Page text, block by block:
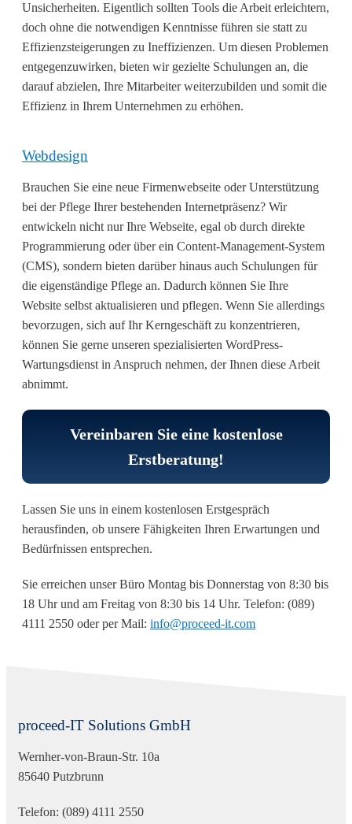
Unsicherheiten. Eigentlich sollten Tools die Arbeit erleichtern,
doch ohne die notwendigen Kenntnisse führen sie statt zu
Effizienzsteigerungen zu Ineffizienzen. Um diesen Problemen
entgegenzuwirken, bieten wir gezielte Schulungen an, die
darauf abzielen, Ihre Mitarbeiter weiterzubilden und somit die
Effizienz in Ihrem Unternehmen zu erhöhen.
Webdesign
Brauchen Sie eine neue Firmenwebseite oder Unterstützung
bei der Pflege Ihrer bestehenden Internetpräsenz? Wir
entwickeln nicht nur Ihre Webseite, egal ob durch direkte
Programmierung oder über ein Content-Management-System
(CMS), sondern bieten darüber hinaus auch Schulungen für
die eigenständige Pflege an. Dadurch können Sie Ihre
Website selbst aktualisieren und pflegen. Wenn Sie allerdings
bevorzugen, sich auf Ihr Kerngeschäft zu konzentrieren,
können Sie gerne unseren spezialisierten WordPress-
Wartungsdienst in Anspruch nehmen, der Ihnen diese Arbeit
abnimmt.
Vereinbaren Sie eine kostenlose
Erstberatung!
Lassen Sie uns in einem kostenlosen Erstgespräch
herausfinden, ob unsere Fähigkeiten Ihren Erwartungen und
Bedürfnissen entsprechen.
Sie erreichen unser Büro Montag bis Donnerstag von 8:30 bis
18 Uhr und am Freitag von 8:30 bis 14 Uhr. Telefon: (089)
4111 2550 oder per Mail: info@proceed-it.com
proceed-IT Solutions GmbH
Wernher-von-Braun-Str. 10a
85640 Putzbrunn
Telefon: (089) 4111 2550